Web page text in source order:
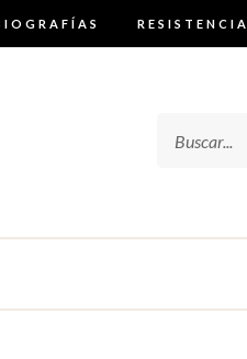
RESISTENCIA